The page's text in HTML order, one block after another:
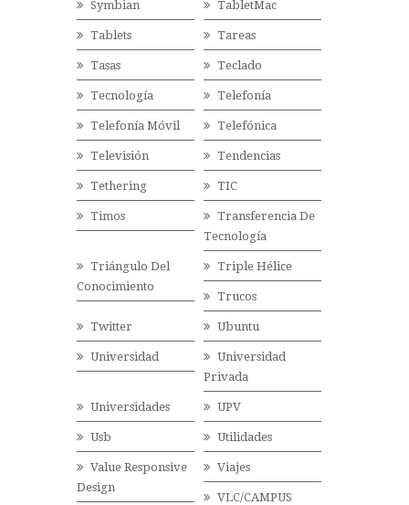
Symbian TabletMac
Tablets Tareas
Tasas Teclado
Tecnología Telefonía
Telefonía Móvil Telefónica
Televisión Tendencias
Tethering TIC
Timos
Transferencia De
Tecnología
Triángulo Del
Conocimiento
Triple Hélice
Trucos
Twitter Ubuntu
Universidad
Universidad
Privada
Universidades UPV
Usb Utilidades
Value Responsive
Design
Viajes
VLC/CAMPUS